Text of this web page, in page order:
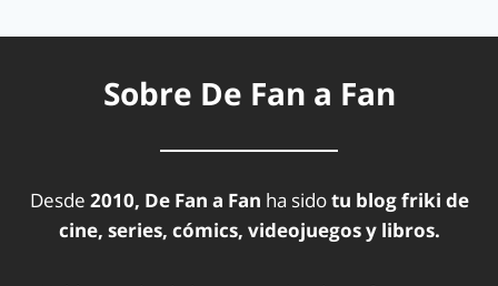
Sobre De Fan a Fan
Desde 2010, De Fan a Fan ha sidotu blog friki de
cine, series, cómics, videojuegos y libros.